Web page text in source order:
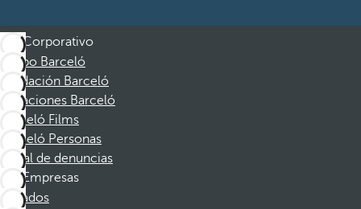
Corporativo
Grupo Barceló
Fundación Barceló
Vacaciones Barceló
Barceló Films
Barceló Personas
Canal de denuncias
Empresas
Afiliados